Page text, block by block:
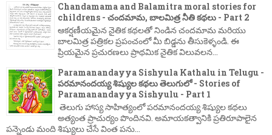
Chandamama and Balamitra moral stories for
childrens - చందమామ, బాలమిత్ర నీతి కథలు - Part 2
ఆకర్షణీయమైన నైతిక కథలతో నిండిన చందమామ మరియు
బాలమిత్ర పత్రికల ప్రపంచంలో మీ బిడ్డను తీసుకెళ్ళండి. ఈ
ప్రియమైన ప్రచురణలు ప్రాథమిక నైతిక విలువలన...
Paramanandayya Sishyula Kathalu in Telugu -
పరమానందయ్య శిష్యుల కథలు తెలుగులో - Stories of
Paramanandayya Sishyulu - Part 1
తెలుగు హాస్య సాహిత్యంలో పరమానందయ్య శిష్యుల కథలు
అత్యంత ప్రాచుర్యం పొందినవి. అమాయకత్వానికి ప్రతిరూపాలైన
పన్నెండు మంది శిష్యులు చేసే వింత పను...